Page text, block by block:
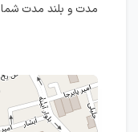
مدت و بلند مدت شما